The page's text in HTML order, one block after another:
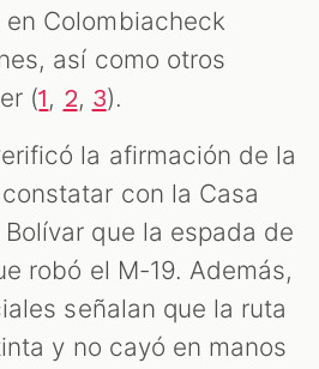
Colombiacheck
así como otros
(1, 2, 3).
la afirmación de la
con la Casa
que la espada de
robó el M-19. Además,
señalan que la ruta
y no cayó en manos